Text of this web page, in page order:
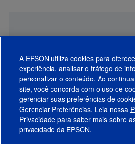
Produtos
Suporte
A EPSON utiliza cookies para
experiência, analisar o tráfego de
personalizar o conteúdo. Ao
site, você concorda com o uso de
gerenciar suas preferências de
Gerenciar Preferências. Leia nossa
Privacidade para saber mais sobre
privacidade da EPSON.